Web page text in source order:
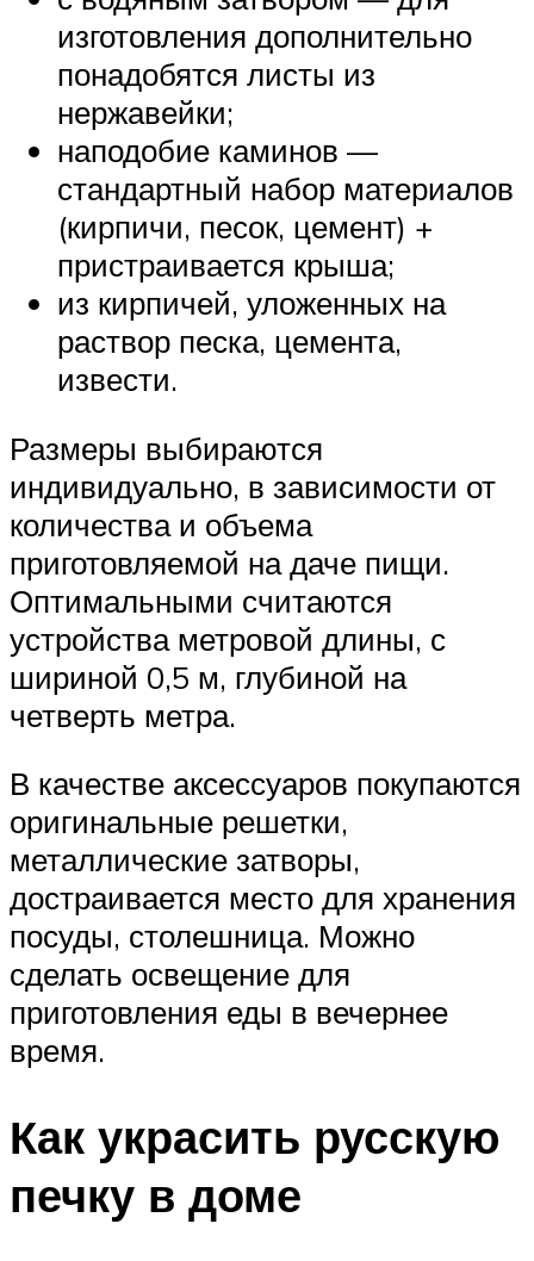
изготовления дополнительно
понадобятся листы из
нержавейки;
наподобие каминов —
стандартный набор материалов
(кирпичи, песок, цемент) +
пристраивается крыша;
из кирпичей, уложенных на
раствор песка, цемента,
извести.
Размеры выбираются
индивидуально, в зависимости от
количества и объема
приготовляемой на даче пищи.
Оптимальными считаются
устройства метровой длины, с
шириной 0,5 м, глубиной на
четверть метра.
В качестве аксессуаров покупаются
оригинальные решетки,
металлические затворы,
достраивается место для хранения
посуды, столешница. Можно
сделать освещение для
приготовления еды в вечернее
время.
Как украсить русскую
печку в доме